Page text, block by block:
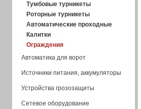
Тумбовые турникеты
Роторные турникеты
Автоматические проходные
Калитки
Ограждения
Автоматика для ворот
Источники питания, аккумуляторы
Устройства грозозащиты
Сетевое оборудование